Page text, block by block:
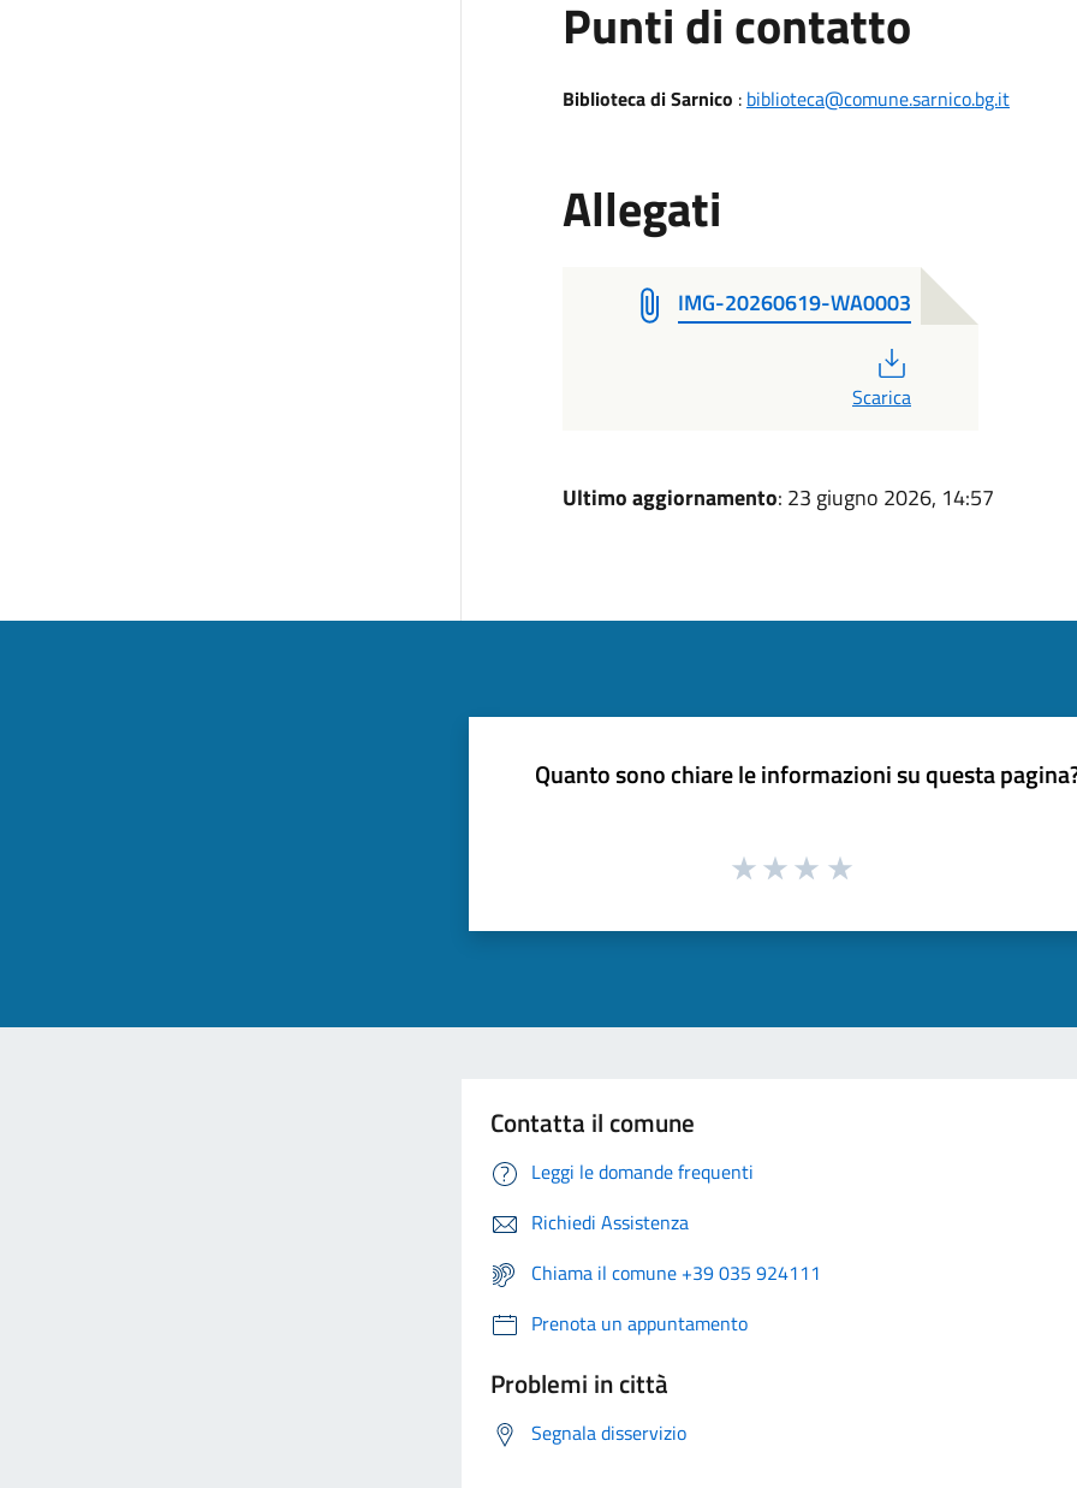
Punti di contatto
Biblioteca di Sarnico : biblioteca@comune.sarnico.bg.it
Allegati
IMG-20260619-WA0003
Scarica
Ultimo aggiornamento: 23 giugno 2026, 14:57
Quanto sono chiare le informazioni su questa
Contatta il comune
Leggi le domande frequenti
Richiedi Assistenza
Chiama il comune +39 035 924111
Prenota un appuntamento
Problemi in città
Segnala disservizio